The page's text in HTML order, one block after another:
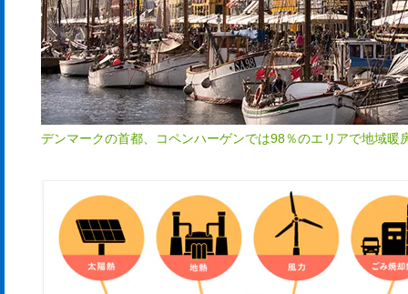
デンマークの首都、コペンハーゲンでは98％のエリアで地域暖